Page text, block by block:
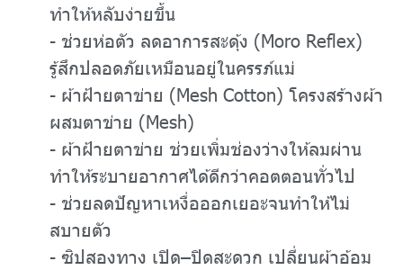
ทำให้หลับง่ายขึ้น
- ช่วยห่อตัว ลดอาการสะดุ้ง (Moro Reflex)
รู้สึกปลอดภัยเหมือนอยู่ในครรภ์แม่
- ผ้าฝ้ายตาข่าย (Mesh Cotton) โครงสร้างผ้า
ผสมตาข่าย (Mesh)
- ผ้าฝ้ายตาข่าย ช่วยเพิ่มช่องว่างให้ลมผ่าน
ทำให้ระบายอากาศได้ดีกว่าคอตตอนทั่วไป
- ช่วยลดปัญหาเหงื่อออกเยอะจนทำให้ไม่
สบายตัว
- ซิปสองทาง เปิด–ปิดสะดวก เปลี่ยนผ้าอ้อม